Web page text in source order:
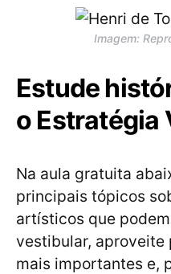
Imagem:
Estude
o Estratégia
Na aula gratuita
principais tópicos
artísticos que
vestibular, aproveite
mais importantes e,